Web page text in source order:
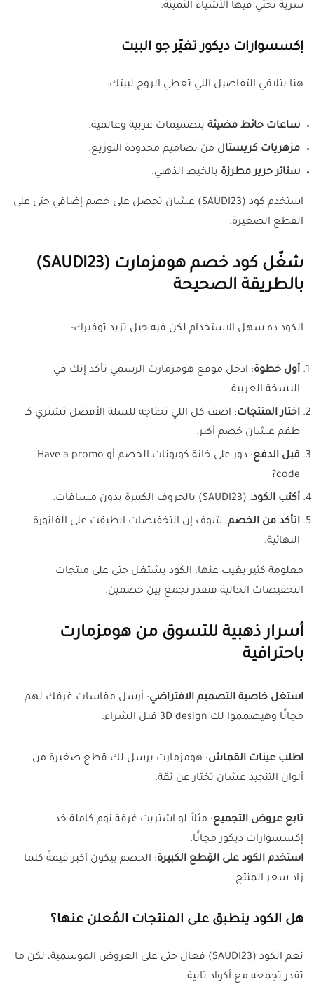
سرية تخبّي فيها الأشياء الثمينة.
إكسسوارات ديكور تغيّر جو البيت
هنا بتلاقي التفاصيل اللي تعطي الروح لبيتك:
ساعات حائط مضيئة بتصميمات عربية وعالمية.
مزهريات كريستال من تصاميم محدودة التوزيع.
ستائر حرير مطرزة بالخيط الذهبي.
استخدم كود (SAUDI23) عشان تحصل على خصم إضافي حتى على
القطع الصغيرة.
شغّل كود خصم هومزمارت (SAUDI23)
بالطريقة الصحيحة
الكود ده سهل الاستخدام لكن فيه حيل تزيد توفيرك:
أول خطوة: ادخل موقع هومزمارت الرسمي تأكد إنك في
النسخة العربية.
اختار المنتجات: اضف كل اللي تحتاجه للسلة الأفضل تشتري كـ
طقم عشان خصم أكبر.
قبل الدفع
: دور على خانة كوبونات الخصم أو Have a promo
code?
أكتب الكود: (SAUDI23) بالحروف الكبيرة بدون مسافات.
اتأكد من الخصم: شوف إن التخفيضات انطبقت على الفاتورة
النهائية.
معلومة كثير يغيب عنها: الكود يشتغل حتى على منتجات
التخفيضات الحالية فتقدر تجمع بين خصمين.
أسرار ذهبية للتسوق من هومزمارت
باحترافية
استغل خاصية التصميم الافتراضي: أرسل مقاسات غرفك لهم
مجانًا وهيصمموا لك 3D design قبل الشراء.
اطلب عينات القماش: هومزمارت يرسل لك قطع صغيرة من
ألوان التنجيد عشان تختار عن ثقة.
تابع عروض التجميع: مثلاً لو اشتريت غرفة نوم كاملة خذ
إكسسوارات ديكور مجانًا.
استخدم الكود على القِطع الكبيرة: الخصم بيكون أكبر قيمةً كلما
زاد سعر المنتج.
هل الكود ينطبق على المنتجات المُعلن عنها؟
نعم الكود (SAUDI23) فعال حتى على العروض الموسمية، لكن ما
تقدر تجمعه مع أكواد تانية.